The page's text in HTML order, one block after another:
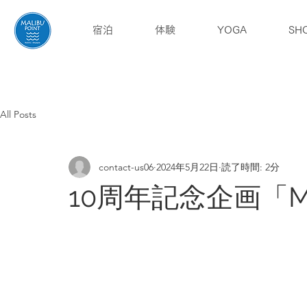
宿泊 体験 YOGA
All Posts
10周年記念企画「
contact-us06 2024年5月22日 読了時間: 2分